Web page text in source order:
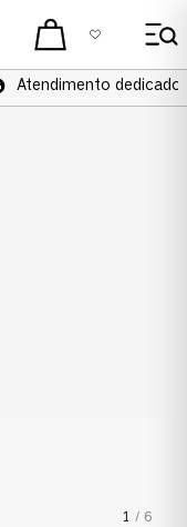
Atendimento dedicado
1 / 6